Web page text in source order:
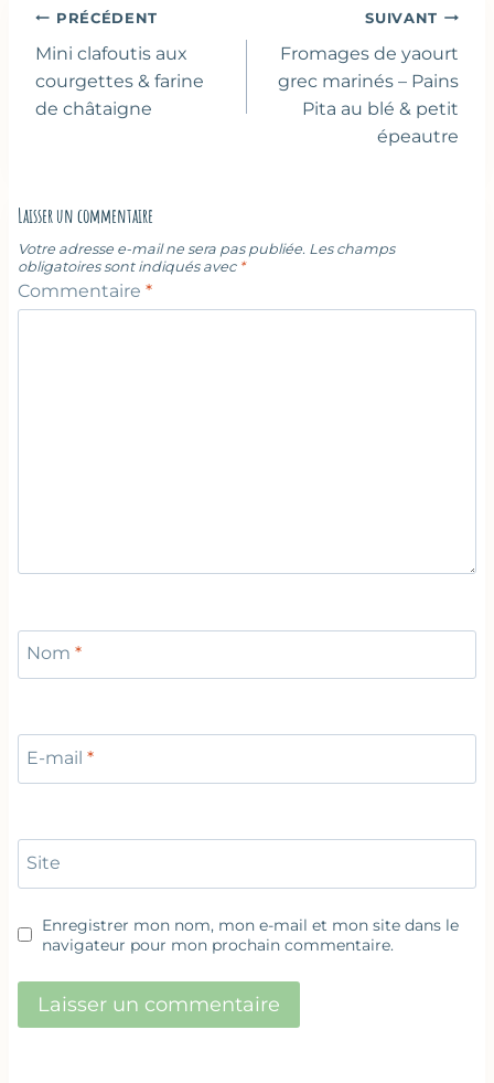
Navigation
de
l’article
PRÉCÉDENT
Mini clafoutis aux
courgettes & farine
de châtaigne
SUIVANT
Fromages de yaourt
grec marinés – Pains
Pita au blé & petit
épeautre
Laisser un commentaire
Votre adresse e-mail ne sera pas publiée. Les champs
obligatoires sont indiqués avec *
Commentaire *
Nom *
E-mail *
Site
Enregistrer mon nom, mon e-mail et mon site dans le
navigateur pour mon prochain commentaire.